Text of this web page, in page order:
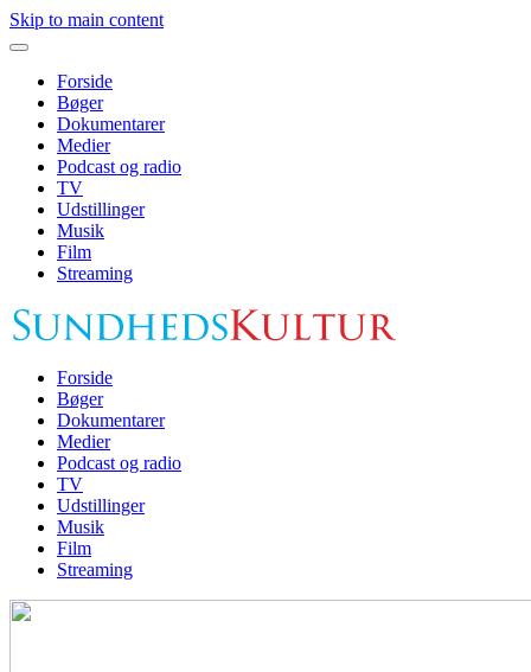
Skip to main content
Forside
Bøger
Dokumentarer
Medier
Podcast og radio
TV
Udstillinger
Musik
Film
Streaming
Forside
Bøger
Dokumentarer
Medier
Podcast og radio
TV
Udstillinger
Musik
Film
Streaming